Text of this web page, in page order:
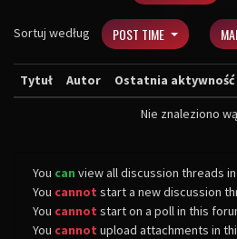
Sortuj według POST TIME
Tytuł Autor Ostatnia aktywność
Nie znaleziono
You can view all discussion threads
You cannot start a new discussion
You cannot start on a poll in this
You cannot upload attachments in